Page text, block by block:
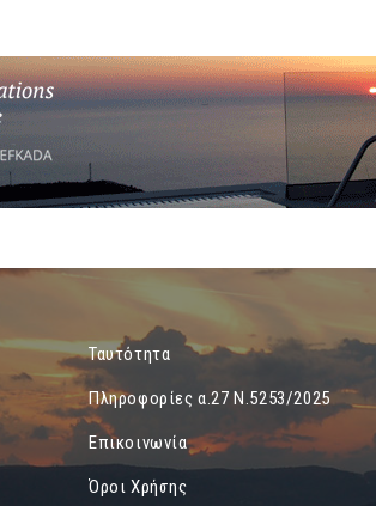
Ταυτότητα
Πληροφορίες α.27 Ν.5253/2025
Επικοινωνία
Όροι Χρήσης